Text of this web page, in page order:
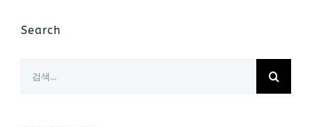
Search